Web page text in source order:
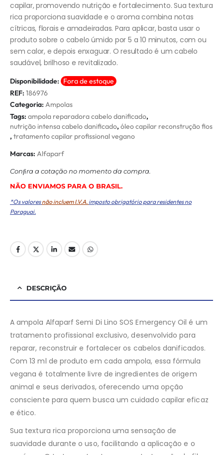
capilar, promovendo nutrição e fortalecimento. Sua textura
rica proporciona suavidade e o aroma combina notas
cítricas, florais e amadeiradas. Para aplicar, basta usar o
produto sobre o cabelo úmido por 5 a 10 minutos, com ou
sem calor, e depois enxaguar. O resultado é um cabelo
saudável, brilhoso e revitalizado.
Disponibilidade: Fora de estoque
REF: 186976
Categoria: Ampolas
Tags: ampola reparadora cabelo danificado,
nutrição intensa cabelo danificado,óleo capilar reconstrução fios
,tratamento capilar profissional vegano
Marcas: Alfaparf
Conﬁra a cotação no momento da compra.
NÃO ENVIAMOS PARA O BRASIL.
*Os valoresnão incluem I.V.A. imposto obrigatório para residentes no
Paraguai.
DESCRIÇÃO
A ampola Alfaparf Semi Di Lino SOS Emergency Oil é um
tratamento profissional exclusivo, desenvolvido para
reparar, reconstruir e fortalecer os cabelos danificados.
Com 13 ml de produto em cada ampola, essa fórmula
vegana é totalmente livre de ingredientes de origem
animal e seus derivados, oferecendo uma opção
consciente para quem busca um cuidado capilar eficaz
e ético.
Sua textura rica proporciona uma sensação de
suavidade durante o uso, facilitando a aplicação e o